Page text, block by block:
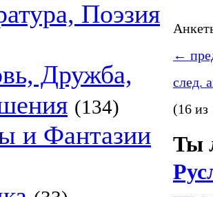
Поэзия
Дружба,
(134)
и Фантазии
←
след.
(16 из
Ты